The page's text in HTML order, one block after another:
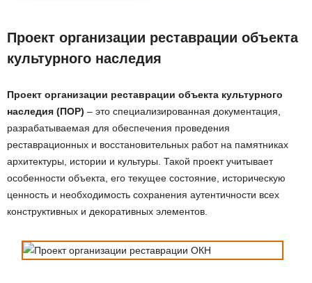
Проект организации реставрации объекта
культурного наследия
Проект организации реставрации объекта культурного
наследия (ПОР) – это специализированная документация,
разрабатываемая для обеспечения проведения
реставрационных и восстановительных работ на памятниках
архитектуры, истории и культуры. Такой проект учитывает
особенности объекта, его текущее состояние, историческую
ценность и необходимость сохранения аутентичности всех
конструктивных и декоративных элементов.